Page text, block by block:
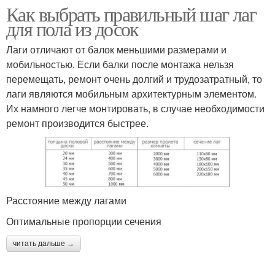
Как выбрать правильный шаг лаг
для пола из досок
Лаги отличают от балок меньшими размерами и
мобильностью. Если балки после монтажа нельзя
перемещать, ремонт очень долгий и трудозатратный, то
лаги являются мобильным архитектурным элементом.
Их намного легче монтировать, в случае необходимости
ремонт производится быстрее.
Расстояние между лагами
Оптимальные пропорции сечения
читать дальше →